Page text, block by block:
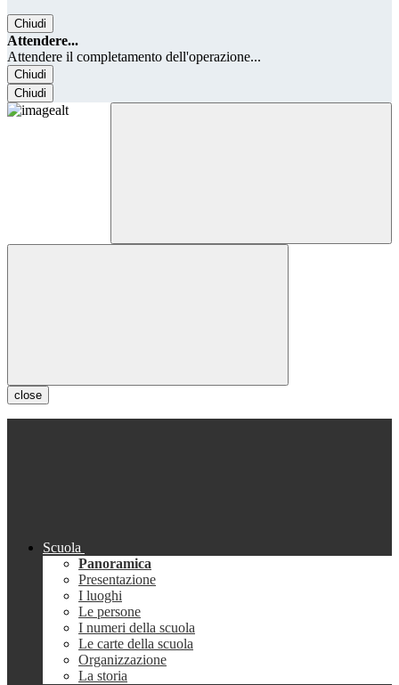
Chiudi
Attendere...
Attendere il completamento dell'operazione...
Chiudi
Chiudi
close
Scuola
Panoramica
Presentazione
I luoghi
Le persone
I numeri della scuola
Le carte della scuola
Organizzazione
La storia